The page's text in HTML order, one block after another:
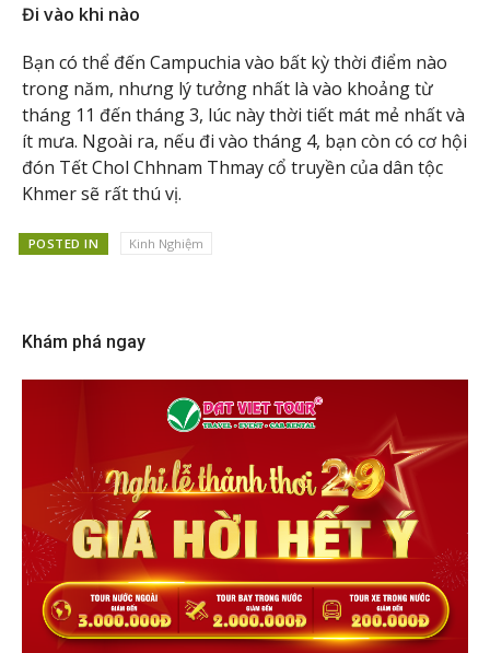
Đi vào khi nào
Bạn có thể đến Campuchia vào bất kỳ thời điểm nào
trong năm, nhưng lý tưởng nhất là vào khoảng từ
tháng 11 đến tháng 3, lúc này thời tiết mát mẻ nhất và
ít mưa. Ngoài ra, nếu đi vào tháng 4, bạn còn có cơ hội
đón Tết Chol Chhnam Thmay cổ truyền của dân tộc
Khmer sẽ rất thú vị.
POSTED IN Kinh Nghiệm
Khám phá ngay